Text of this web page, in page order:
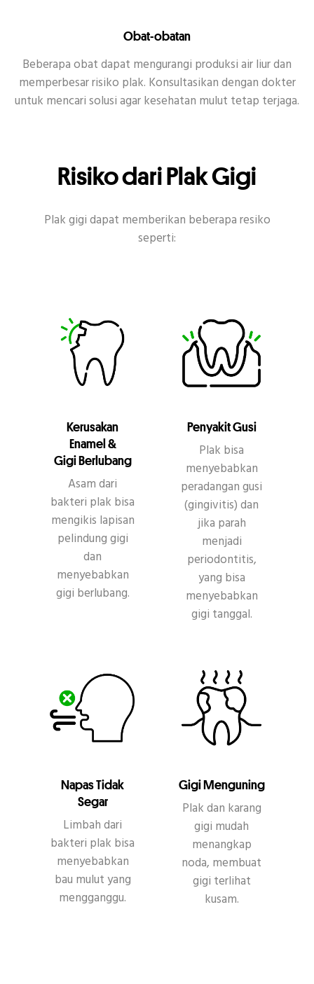
Obat-obatan
Beberapa obat dapat mengurangi produksi air liur dan
memperbesar risiko plak. Konsultasikan dengan dokter
untuk mencari solusi agar kesehatan mulut tetap terjaga.
Risiko dari Plak Gigi
Plak gigi dapat memberikan beberapa resiko
seperti:
Kerusakan
Enamel &
Gigi Berlubang
Asam dari
bakteri plak bisa
mengikis lapisan
pelindung gigi
dan
menyebabkan
gigi berlubang.
Penyakit Gusi
Plak bisa
menyebabkan
peradangan gusi
(gingivitis) dan
jika parah
menjadi
periodontitis,
yang bisa
menyebabkan
gigi tanggal.
Napas Tidak
Segar
Limbah dari
bakteri plak bisa
menyebabkan
bau mulut yang
mengganggu.
Gigi Menguning
Plak dan karang
gigi mudah
menangkap
noda, membuat
gigi terlihat
kusam.